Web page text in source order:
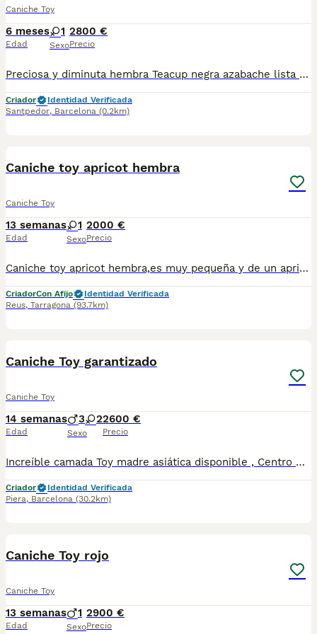
Caniche Toy
6 meses
Edad
1
Sexo
2800 €
Precio
Preciosa y diminuta hembra Teacup negra azabache lista para reserva . Centro Canino Vallbonica es mucho más que un centro de cría , es una familia comprometida con el bienestar animal y la cria responsable, por ello todos nuestros bebés nacen y se crían en nuestras instalaciones , asegurando así un correcto desarrollo y una magnífica socialización, consiguiendo en cada ejemplar un carácter juguetón y extrovertido algo primordial para su adaptación como un miembro más en tu familia . Se entregan con el carnet de vacunas con el plan correspondiente a su edad , desparasitados y microchip implantado y activado en registro de Anicom. Facilitamos junto al cachorro contrato de compra con garantías víricas de 15 días y congénitas de 1 año . Contamos con un gran equipo de profesionales entre los que se encuentran educadores, auxiliares y Veterinarios ofreciendo los controles sanitarios necesarios así como continua vigilancia asegurando su bienestar . Hacemos envíos a toda España con empresa de transporte privado, proporcionando un viaje confortable y ofreciendo las atenciones necesarias a nuestros bebés . Si estás interesado en alguno de nuestros ejemplares solicita información sin compromiso al 722269698 . También atendemos vía WhatsApp . PRECIO REAL ( incluye el IVA) . Núcleo zoológico B 230063
Criador
Identidad Verificada
Santpedor, Barcelona (0.2km)
Caniche toy apricot hembra
Caniche Toy
13 semanas
Edad
1
Sexo
2000 €
Precio
Caniche toy apricot hembra,es muy pequeña y de un apricot intenso criada en ambiente familiar muy dulce con cartilla sanitaria vacuna chip desparasitación con garantía víricas y congenitas
CriadorCon Afijo
Identidad Verificada
Reus, Tarragona (93.7km)
Caniche Toy garantizado
Caniche Toy
14 semanas
Edad
3 2
Sexo
2600 €
Precio
Increíble camada Toy madre asiática disponible , Centro Canino Vallbonica es mucho más que un centro de cría , es un equipo amante de los animales y apasionados con su trabajo y muy comprometidos con el bienestar animal. Somos Criadores directos, sin intermediarios, con más de 20 años de experiencia y Apostamos por una cría responsable y una cuidada selección de nuestros progenitores. TODOS nuestros bebés nacen y se crían en nuestras instalaciones rodeados de naturaleza y cariño , asegurando así un correcto desarrollo y una magnífica socialización, consiguiendo en cada ejemplar un carácter juguetón y extrovertido algo primordial para su adaptación como un miembro más en tu familia . Se entregan con carnet de vacunas correspondiente a su edad , desparasitados y microchip implantado y activado en registro de Anicom. Facilitamos junto al cachorro contrato de compra con garantías víricas de 15 días y congénitas de 1 año . Contamos con un gran equipo de profesionales entre los que se encuentran educadores, auxiliares y Veterinarios ofreciendo los controles sanitarios necesarios así como continua vigilancia asesorándote durante todos el proceso y al llegar a casa. Hacemos envíos a toda España con empresa de transporte privado, proporcionando un viaje confortable y ofreciendo las atenciones necesarias a nuestros bebés . Nuestros precios son REALES ( incluye el IVA) y sin sorpresas finales . Si estás interesado en alguno de nuestros ejemplares solicita información sin compromiso. También atendemos vía WhatsApp ☎️722269698 - 722374274 📍Piera (Barcelona)
Criador
Identidad Verificada
Piera, Barcelona (30.2km)
Caniche Toy rojo
Caniche Toy
13 semanas
Edad
1
Sexo
2900 €
Precio